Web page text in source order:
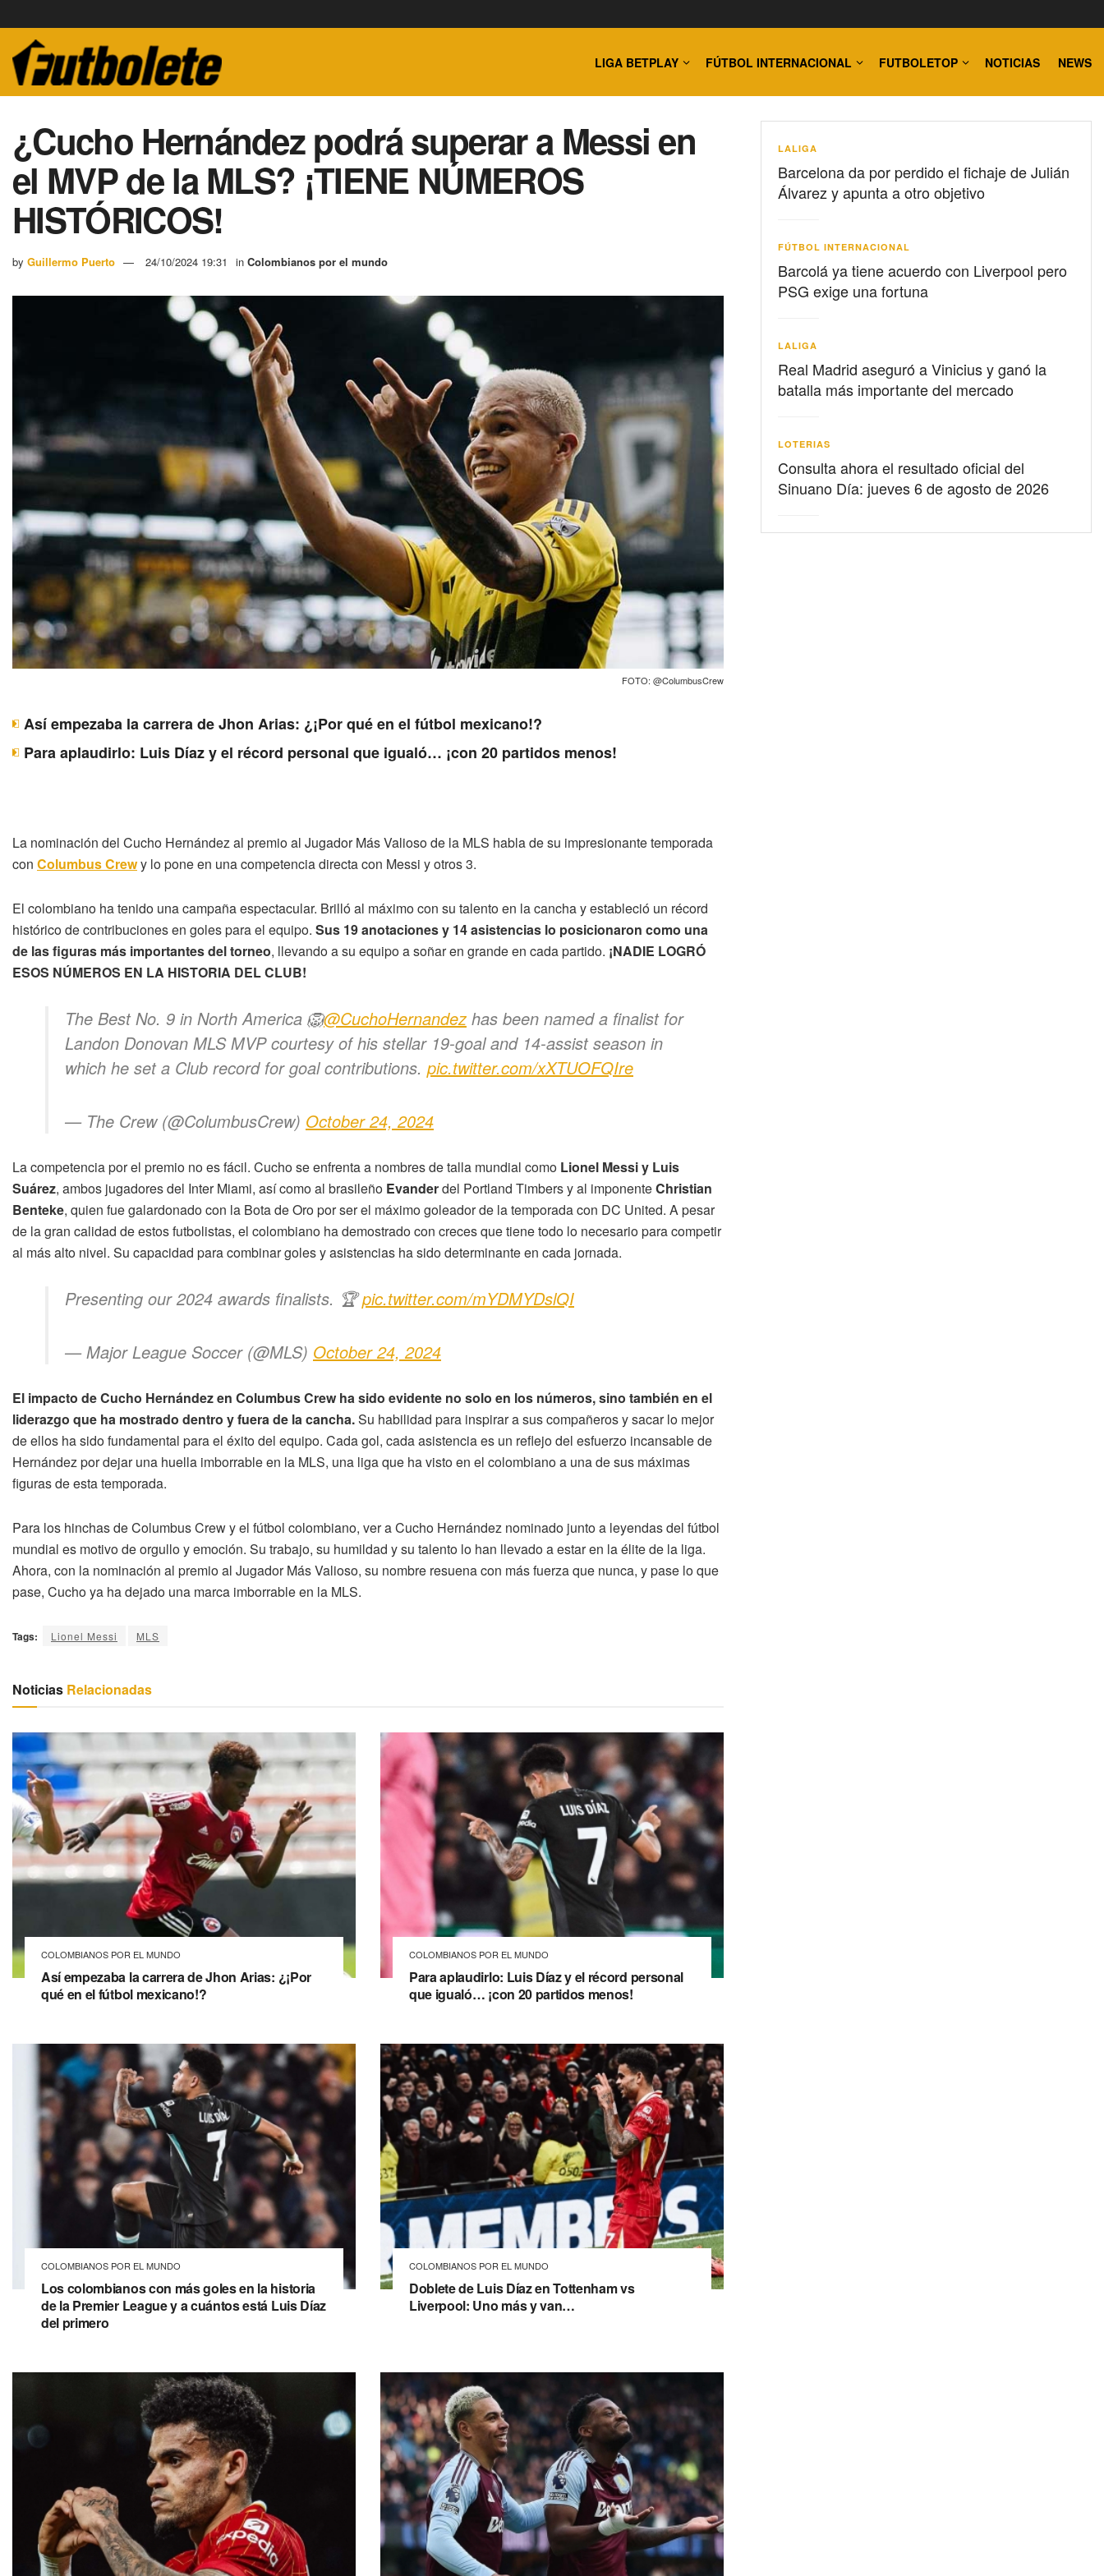
LIGA BETPLAY FÚTBOL INTERNACIONAL FUTBOLETOP NOTICIAS NEWS
¿Cucho Hernández podrá superar a Messi en
el MVP de la MLS? ¡TIENE NÚMEROS
HISTÓRICOS!
by Guillermo Puerto 24/10/2024 19:31 in Colombianos por el mundo
FOTO: @ColumbusCrew
Así empezaba la carrera de Jhon Arias: ¿¡Por qué en el fútbol mexicano!?
Para aplaudirlo: Luis Díaz y el récord personal que igualó… ¡con 20 partidos menos!
La nominación del Cucho Hernández al premio al Jugador Más Valioso de la MLS habla de su impresionante temporada
con Columbus Crewy lo pone en una competencia directa con Messi y otros 3.
El colombiano ha tenido una campaña espectacular. Brilló al máximo con su talento en la cancha y estableció un récord
histórico de contribuciones en goles para el equipo. Sus 19 anotaciones y 14 asistencias lo posicionaron como una
de las figuras más importantes del torneo, llevando a su equipo a soñar en grande en cada partido. ¡NADIE LOGRÓ
ESOS NÚMEROS EN LA HISTORIA DEL CLUB!
The Best No. 9 in North America 🦁@CuchoHernandez has been named a finalist for
Landon Donovan MLS MVP courtesy of his stellar 19-goal and 14-assist season in
which he set a Club record for goal contributions. pic.twitter.com/xXTUOFQIre
— The Crew (@ColumbusCrew) October 24, 2024
La competencia por el premio no es fácil. Cucho se enfrenta a nombres de talla mundial como Lionel Messi y Luis
Suárez, ambos jugadores del Inter Miami, así como al brasileño Evanderdel Portland Timbers y al imponenteChristian
Benteke, quien fue galardonado con la Bota de Oro por ser el máximo goleador de la temporada con DC United. A pesar
de la gran calidad de estos futbolistas, el colombiano ha demostrado con creces que tiene todo lo necesario para competir
al más alto nivel. Su capacidad para combinar goles y asistencias ha sido determinante en cada jornada.
Presenting our 2024 awards finalists. 🏆pic.twitter.com/mYDMYDslQI
— Major League Soccer (@MLS) October 24, 2024
El impacto de Cucho Hernández en Columbus Crew ha sido evidente no solo en los números, sino también en el
liderazgo que ha mostrado dentro y fuera de la cancha.Su habilidad para inspirar a sus compañeros y sacar lo mejor
de ellos ha sido fundamental para el éxito del equipo. Cada gol, cada asistencia es un reflejo del esfuerzo incansable de
Hernández por dejar una huella imborrable en la MLS, una liga que ha visto en el colombiano a una de sus máximas
figuras de esta temporada.
Para los hinchas de Columbus Crew y el fútbol colombiano, ver a Cucho Hernández nominado junto a leyendas del fútbol
mundial es motivo de orgullo y emoción. Su trabajo, su humildad y su talento lo han llevado a estar en la élite de la liga.
Ahora, con la nominación al premio al Jugador Más Valioso, su nombre resuena con más fuerza que nunca, y pase lo que
pase, Cucho ya ha dejado una marca imborrable en la MLS.
Tags: Lionel Messi MLS
Noticias Relacionadas
COLOMBIANOS POR EL MUNDO
Así empezaba la carrera de Jhon Arias: ¿¡Por
qué en el fútbol mexicano!?
COLOMBIANOS POR EL MUNDO
Para aplaudirlo: Luis Díaz y el récord personal
que igualó… ¡con 20 partidos menos!
COLOMBIANOS POR EL MUNDO
Los colombianos con más goles en la historia
de la Premier League y a cuántos está Luis Díaz
del primero
COLOMBIANOS POR EL MUNDO
Doblete de Luis Díaz en Tottenham vs
Liverpool: Uno más y van…
LALIGA
Barcelona da por perdido el fichaje de Julián
Álvarez y apunta a otro objetivo
FÚTBOL INTERNACIONAL
Barcolá ya tiene acuerdo con Liverpool pero
PSG exige una fortuna
LALIGA
Real Madrid aseguró a Vinicius y ganó la
batalla más importante del mercado
LOTERIAS
Consulta ahora el resultado oficial del
Sinuano Día: jueves 6 de agosto de 2026